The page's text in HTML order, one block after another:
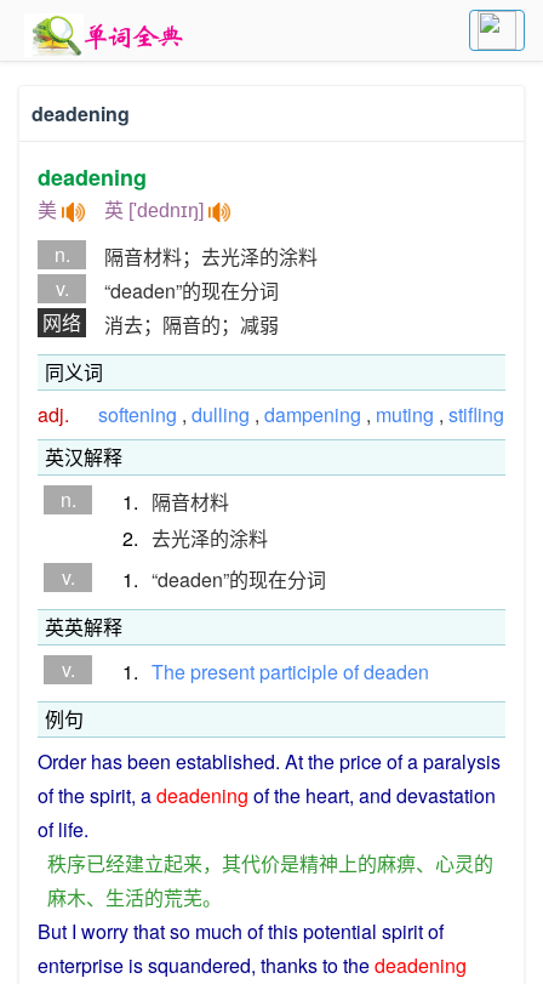
deadening
deadening
美 英 ['dednɪŋ]
n.
隔音材料；去光泽的涂料
v.
“deaden”的现在分词
网络
消去；隔音的；减弱
同义词
adj.
softening , dulling , dampening , muting , stifling
英汉解释
n.
1. 隔音材料
2. 去光泽的涂料
v.
1. “deaden”的现在分词
英英解释
v.
1. The present participleofdeaden
例句
Orderhas been established. At thepriceofaparalysis
of thespirit, adeadening of the heart, and devastation
oflife.
秩序已经建立起来， 其代价是精神上的麻痹、 心灵的
麻木、 生活的荒芜。
But I worrythat so much ofthispotential spiritof
enterprise is squandered, thanksto thedeadening